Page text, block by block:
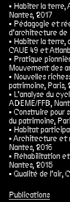
Habiter la terre,
Nantes, 2017
Pédagogie et
d’architecture de
Habiter la terre,
CAUE 49 et
Pratique
Mouvement des
Nouvelles
patrimoine, Paris,
L’analyse du
ADEME/FFB,
Construire pour
du patrimoine,
Habitat
Architecture et
Nantes, 2016
Réhabilitation
Nantes, 2015
Qualité de l’air,
Publications